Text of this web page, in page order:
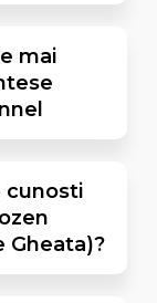
mai
cunosti
Gheata)?